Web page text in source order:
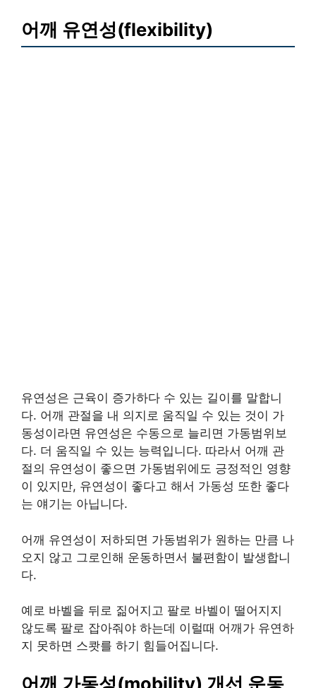
어깨 유연성(flexibility)
유연성은 근육이 증가하다 수 있는 길이를 말합니
다. 어깨 관절을 내 의지로 움직일 수 있는 것이 가
동성이라면 유연성은 수동으로 늘리면 가동범위보
다. 더 움직일 수 있는 능력입니다. 따라서 어깨 관
절의 유연성이 좋으면 가동범위에도 긍정적인 영향
이 있지만, 유연성이 좋다고 해서 가동성 또한 좋다
는 얘기는 아닙니다.
어깨 유연성이 저하되면 가동범위가 원하는 만큼 나
오지 않고 그로인해 운동하면서 불편함이 발생합니
다.
예로 바벨을 뒤로 짊어지고 팔로 바벨이 떨어지지
않도록 팔로 잡아줘야 하는데 이럴때 어깨가 유연하
지 못하면 스쾃를 하기 힘들어집니다.
어깨 가동성(mobility) 개선 운동